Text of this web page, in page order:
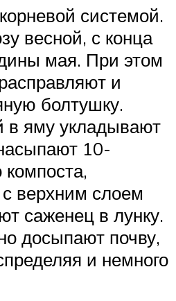
системой.
весной, с конца
мая. При этом
и
болтушку.
в яму укладывают
10-
верхним слоем
саженец в лунку.
досыпают почву,
и немного